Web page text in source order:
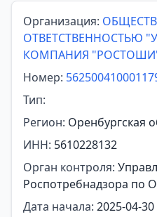
Организация:
ОТВЕТСТВЕННОСТЬЮ
КОМПАНИЯ
Номер:
Тип:
Регион: Оренбургская
ИНН: 5610228132
Орган контроля:
Роспотребнадзора по
Дата начала: 2025-04-